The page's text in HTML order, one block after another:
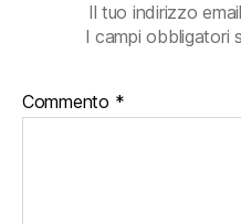
Il tuo indirizzo
I campi obbligatori
Commento *